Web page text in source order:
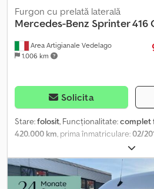
Area Artigianale Vedelago
1.006 km
Furgon cu prelată laterală
Mercedes-Benz Sprinter 416
Solicita
Stare:folosit, Funcționalitate:complet
420.000 km, prima înmatriculare:02/
, greutatea maximă de
totală:3.500 kg, configurație ax:4x2,
culoare:alb, tip de angrenaj: mecanic,
viteză: 6, clasă de emisii:Euro 5